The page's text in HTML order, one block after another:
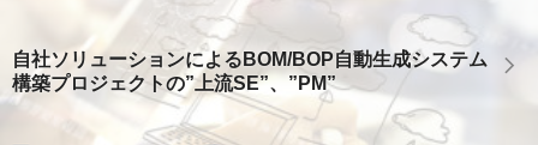
自社ソリューションによるBOM/BOP自動生成システム
構築プロジェクトの”上流SE”、”PM”